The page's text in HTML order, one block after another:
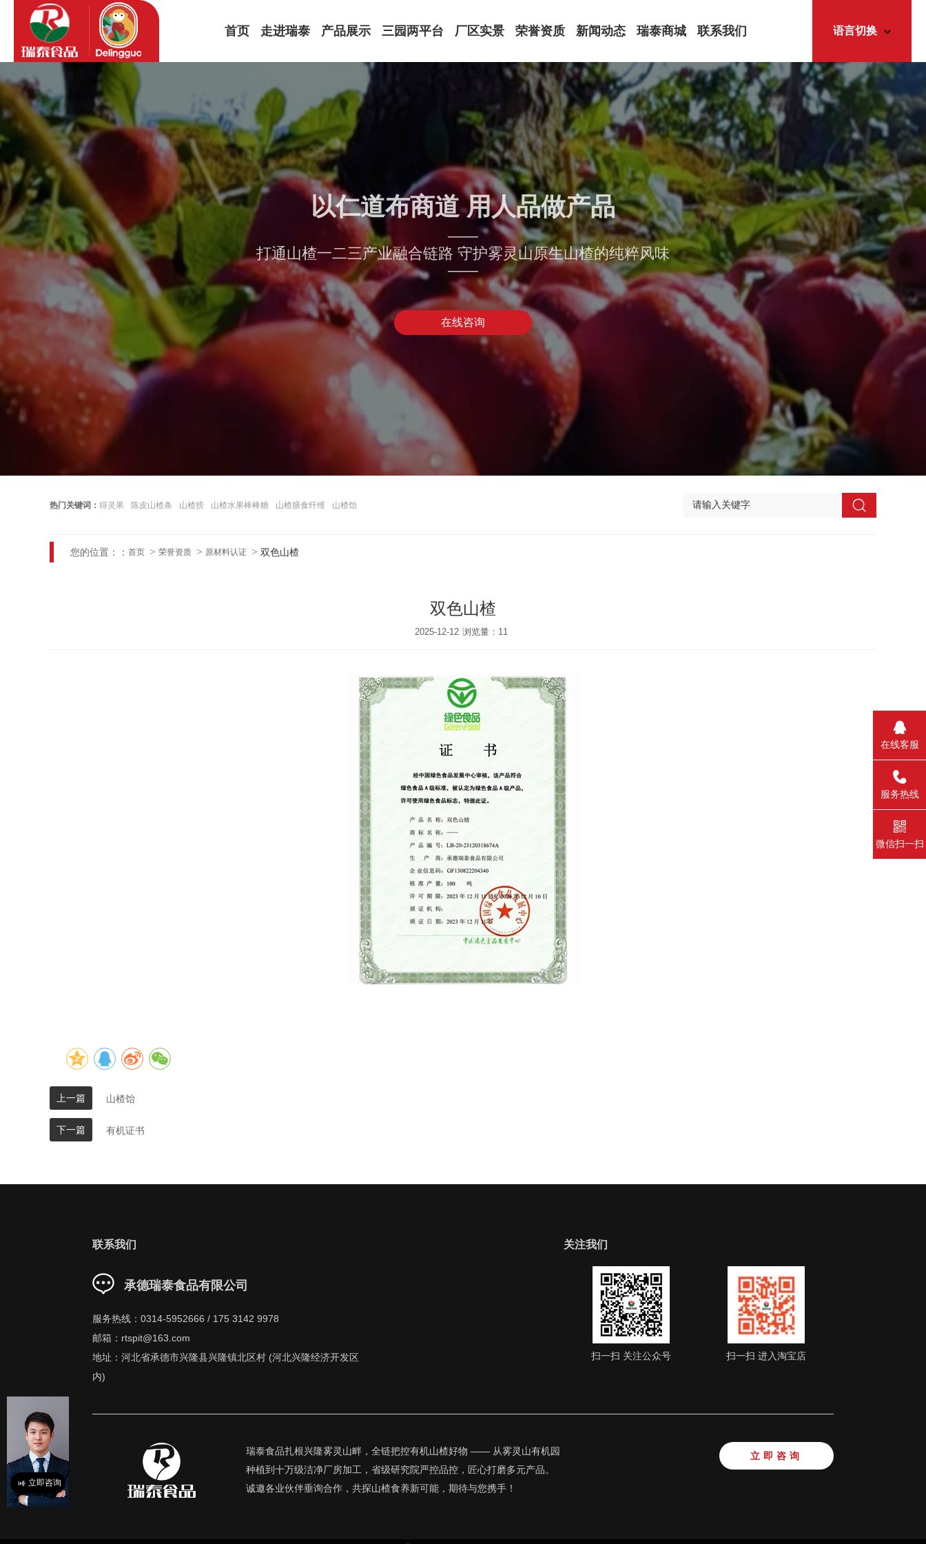
EN
首页 走进瑞泰
品牌故事
企业文化
发展历程
产品展示
饮品罐头系列
果脯蜜饯系列
健康萃取系列
特色礼盒系列
三园两平台 厂区实景
实验室
办公环境
设备展示
荣誉资质
荣誉资质
注册商标
原材料认证
专利证书
体系认证
新闻动态
公司动态
领导关怀
媒体报道
行业资讯
瑞泰商城 联系我们 语言切换
简体中文
English
以仁道布商道 用人品做产品
——
打通山楂一二三产业融合链路 守护雾灵山原生山楂的纯粹风味
——
在线咨询
热门关键词： 得灵果 陈皮山楂条 山楂捞 山楂水果棒棒糖 山楂膳食纤维 山楂饴
您的位置：： 首页 荣誉资质 原材料认证 双色山楂
双色山楂
2025-12-12 浏览量：11
上一篇 山楂饴
下一篇 有机证书
联系我们
承德瑞泰食品有限公司
服务热线：0314-5952666 / 175 3142 9978
邮箱：rtspit@163.com
地址：河北省承德市兴隆县兴隆镇北区村 (河北兴隆经济开发区
内)
关注我们
扫一扫 关注公众号 扫一扫 进入淘宝店
立即咨询
瑞泰食品扎根兴隆雾灵山畔，全链把控有机山楂好物 —— 从雾灵山有机园
种植到十万级洁净厂房加工，省级研究院严控品控，匠心打磨多元产品。
诚邀各业伙伴垂询合作，共探山楂食养新可能，期待与您携手！
在线客服
_self
服务热线
微信扫一扫
立即咨询